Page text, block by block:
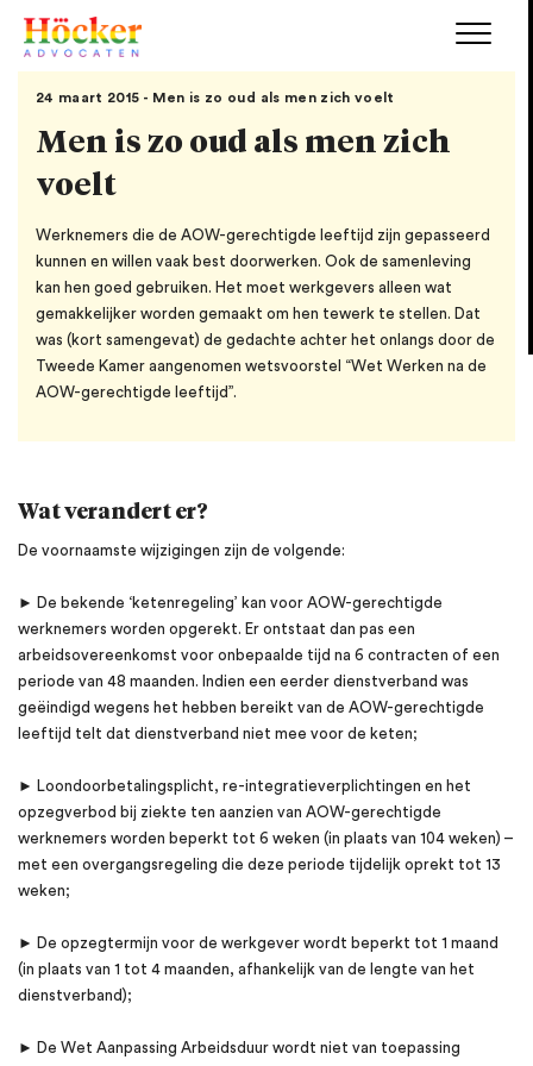
24 maart 2015 - Men is zo oud als men zich voelt
Men is zo oud als men zich
voelt
Werknemers die de AOW-gerechtigde leeftijd zijn gepasseerd
kunnen en willen vaak best doorwerken. Ook de samenleving
kan hen goed gebruiken. Het moet werkgevers alleen wat
gemakkelijker worden gemaakt om hen tewerk te stellen. Dat
was (kort samengevat) de gedachte achter het onlangs door de
Tweede Kamer aangenomen wetsvoorstel “Wet Werken na de
AOW-gerechtigde leeftijd”.
Wat verandert er?
De voornaamste wijzigingen zijn de volgende:
► De bekende ‘ketenregeling’ kan voor AOW-gerechtigde
werknemers worden opgerekt. Er ontstaat dan pas een
arbeidsovereenkomst voor onbepaalde tijd na 6 contracten of een
periode van 48 maanden. Indien een eerder dienstverband was
geëindigd wegens het hebben bereikt van de AOW-gerechtigde
leeftijd telt dat dienstverband niet mee voor de keten;
► Loondoorbetalingsplicht, re-integratieverplichtingen en het
opzegverbod bij ziekte ten aanzien van AOW-gerechtigde
werknemers worden beperkt tot 6 weken (in plaats van 104 weken) –
met een overgangsregeling die deze periode tijdelijk oprekt tot 13
weken;
► De opzegtermijn voor de werkgever wordt beperkt tot 1 maand
(in plaats van 1 tot 4 maanden, afhankelijk van de lengte van het
dienstverband);
► De Wet Aanpassing Arbeidsduur wordt niet van toepassing